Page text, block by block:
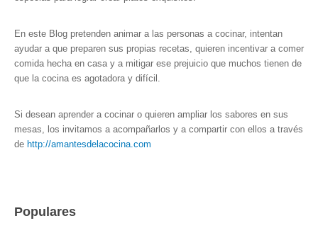
En este Blog pretenden animar a las personas a cocinar, intentan
ayudar a que preparen sus propias recetas, quieren incentivar a comer
comida hecha en casa y a mitigar ese prejuicio que muchos tienen de
que la cocina es agotadora y difícil.
Si desean aprender a cocinar o quieren ampliar los sabores en sus
mesas, los invitamos a acompañarlos y a compartir con ellos a través
de http://amantesdelacocina.com
Populares